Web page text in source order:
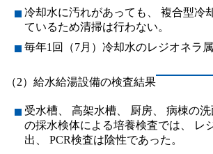
冷却水に汚れがあっても、 複合型冷
ているため清掃は行わない。
毎年1回（7月）冷却水のレジオネラ
（2）給水給湯設備の検査結果
受水槽、 高架水槽、 厨房、 病棟の
の採水検体による培養検査では、 レ
出、 PCR検査は陰性であった。